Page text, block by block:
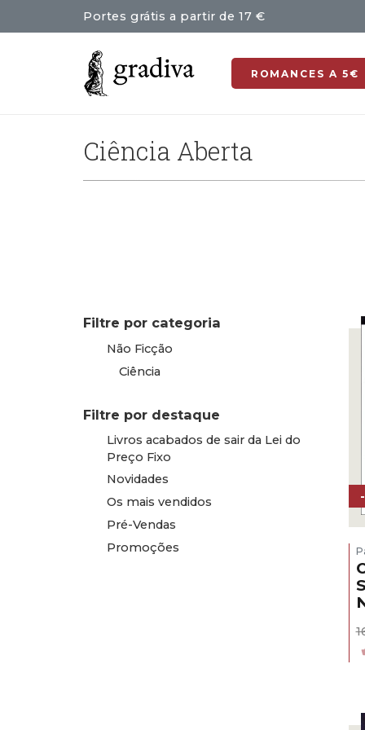
Portes grátis a partir de 17 €
ROMANCES A 5€
Ciência Aberta
Filtre por categoria
Não Ficção
Ciência
Filtre por destaque
Livros acabados de sair da Lei do
Preço Fixo
Novidades
Os mais vendidos
Pré-Vendas
Promoções